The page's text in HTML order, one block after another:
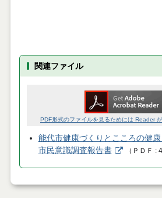
関連ファイル
PDF形式のファイルを見るためには Reader
能代市健康づくりとこころの健
市民意識調査報告書
（ ＰＤＦ